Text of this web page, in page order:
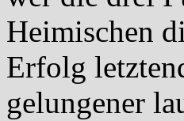
Heimischen
Erfolg
gelungener